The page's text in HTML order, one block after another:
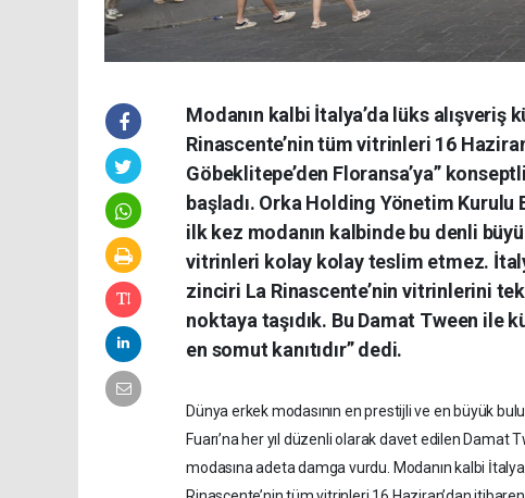
Modanın kalbi İtalya’da lüks
Rinascente’nin tüm vitrinleri 16
Göbeklitepe’den Floransa’ya”
başladı. Orka Holding Yönetim Kurulu
ilk kez modanın kalbinde bu denli
vitrinleri kolay kolay teslim etmez.
zinciri La Rinascente’nin vitrinlerini
noktaya taşıdık. Bu Damat Tween ile
en somut kanıtıdır” dedi.
Dünya erkek modasının en prestijli ve en büyük
Fuarı’na her yıl düzenli olarak davet edilen Damat
modasına adeta damga vurdu. Modanın kalbi